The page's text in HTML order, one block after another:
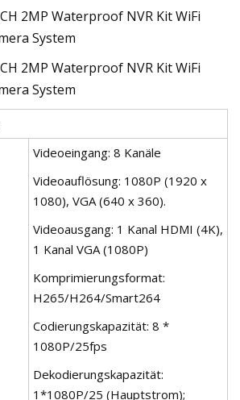
Videoeingang: 8 Kanäle
Videoauflösung: 1080P (1920 x
1080), VGA (640 x 360).
Videoausgang: 1 Kanal HDMI (4K),
1 Kanal VGA (1080P)
Komprimierungsformat:
H265/H264/Smart264
Codierungskapazität: 8 *
1080P/25fps
Dekodierungskapazität:
1*1080P/25 (Hauptstrom);